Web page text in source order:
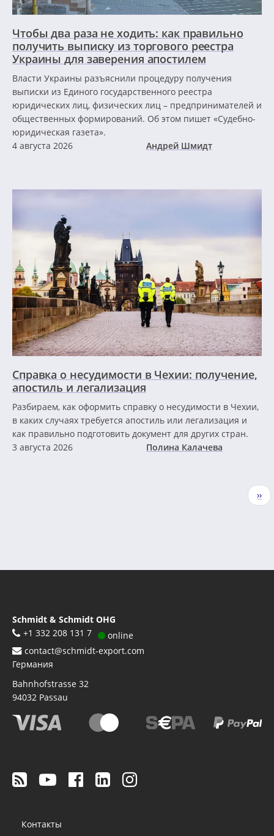
Чтобы два раза не ходить: как правильно
получить выписку из торгового реестра
Украины для заверения апостилем
Власти Украины разъяснили процедуру получения
выписки из Единого государственного реестра
юридических лиц, физических лиц – предпринимателей и
общественных формирований. Об этом пишет «Судебно-
юридическая газета».
4 августа 2026
Андрей Шмидт
Справка о несудимости в Чехии: получение,
апостиль и легализация
Разбираем, как оформить справку о несудимости в Чехии,
в каких случаях требуется апостиль или легализация и
как правильно подготовить документ для других стран.
3 августа 2026
Полина Калачева
››
Schmidt & Schmidt OHG
+1 332 208 131 7
online
contact@schmidt-export.com
Германия
Bahnhofstrasse 32
94032 Passau
menu
Контакты